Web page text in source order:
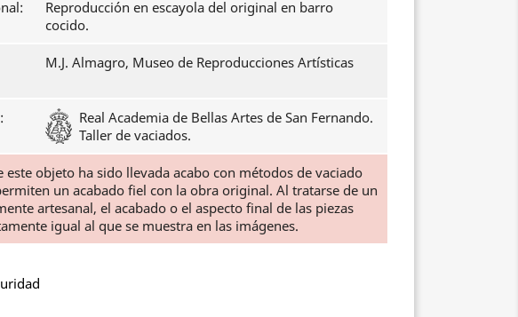
Reproducción en escayola del original en barro
cocido.
M.J. Almagro, Museo de Reproducciones Artísticas
Real Academia de Bellas Artes de San Fernando.
Taller de vaciados.
este objeto ha sido llevada acabo con métodos de vaciado
un acabado fiel con la obra original. Al tratarse de un
artesanal, el acabado o el aspecto final de las piezas
igual al que se muestra en las imágenes.